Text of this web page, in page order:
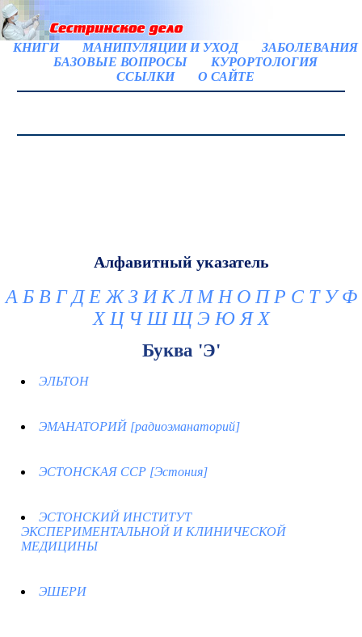
КНИГИ МАНИПУЛЯЦИИ И УХОД
ЗАБОЛЕВАНИЯ
БАЗОВЫЕ ВОПРОСЫ
КУРОРТОЛОГИЯ
ССЫЛКИ
О САЙТЕ
Алфавитный указатель
А Б В Г Д Е Ж З И К Л М Н О П Р С Т У Ф
Х Ц Ч Ш Щ Э Ю Я X
Буква 'Э'
ЭЛЬТОН
ЭМАНАТОРИЙ [радиоэманаторий]
ЭСТОНСКАЯ ССР [Эстония]
ЭСТОНСКИЙ ИНСТИТУТ
ЭКСПЕРИМЕНТАЛЬНОЙ И КЛИНИЧЕСКОЙ
МЕДИЦИНЫ
ЭШЕРИ